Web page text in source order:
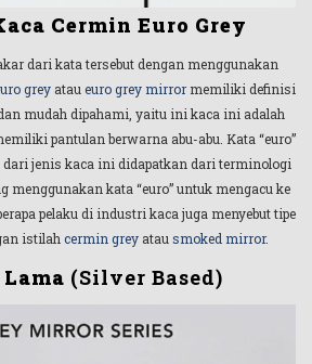
Cermin Euro Grey
dari kata tersebut dengan menggunakan
greyataueuro grey mirrormemiliki definisi
mudah dipahami, yaitu ini kaca ini adalah
pantulan berwarna abu-abu. Kata “euro”
jenis kaca ini didapatkan dari terminologi
kata “euro” untuk mengacu ke
pelaku di industri kaca juga menyebut tipe
istilahcermin greyatausmoked mirror.
(Silver Based)